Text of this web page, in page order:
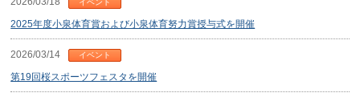
イベント
2025年度小泉体育賞および小泉体育努力賞授与式を開催
2026/03/14 イベント
第19回桜スポーツフェスタを開催